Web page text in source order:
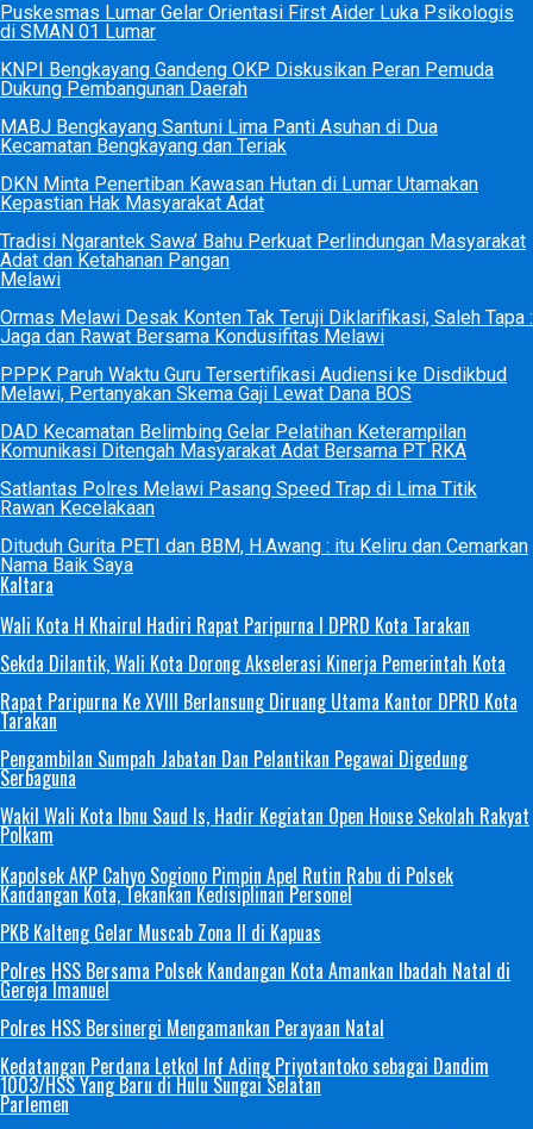
Puskesmas Lumar Gelar Orientasi First Aider Luka Psikologis
di SMAN 01 Lumar
KNPI Bengkayang Gandeng OKP Diskusikan Peran Pemuda
Dukung Pembangunan Daerah
MABJ Bengkayang Santuni Lima Panti Asuhan di Dua
Kecamatan Bengkayang dan Teriak
DKN Minta Penertiban Kawasan Hutan di Lumar Utamakan
Kepastian Hak Masyarakat Adat
Tradisi Ngarantek Sawa’ Bahu Perkuat Perlindungan Masyarakat
Adat dan Ketahanan Pangan
Melawi
Ormas Melawi Desak Konten Tak Teruji Diklarifikasi, Saleh Tapa :
Jaga dan Rawat Bersama Kondusifitas Melawi
PPPK Paruh Waktu Guru Tersertifikasi Audiensi ke Disdikbud
Melawi, Pertanyakan Skema Gaji Lewat Dana BOS
DAD Kecamatan Belimbing Gelar Pelatihan Keterampilan
Komunikasi Ditengah Masyarakat Adat Bersama PT RKA
Satlantas Polres Melawi Pasang Speed Trap di Lima Titik
Rawan Kecelakaan
Dituduh Gurita PETI dan BBM, H.Awang : itu Keliru dan Cemarkan
Nama Baik Saya
Kaltara
Wali Kota H Khairul Hadiri Rapat Paripurna I DPRD Kota Tarakan
Sekda Dilantik, Wali Kota Dorong Akselerasi Kinerja Pemerintah Kota
Rapat Paripurna Ke XVIII Berlansung Diruang Utama Kantor DPRD Kota
Tarakan
Pengambilan Sumpah Jabatan Dan Pelantikan Pegawai Digedung
Serbaguna
Wakil Wali Kota Ibnu Saud Is, Hadir Kegiatan Open House Sekolah Rakyat
Polkam
Kapolsek AKP Cahyo Sogiono Pimpin Apel Rutin Rabu di Polsek
Kandangan Kota, Tekankan Kedisiplinan Personel
PKB Kalteng Gelar Muscab Zona II di Kapuas
Polres HSS Bersama Polsek Kandangan Kota Amankan Ibadah Natal di
Gereja Imanuel
Polres HSS Bersinergi Mengamankan Perayaan Natal
Kedatangan Perdana Letkol Inf Ading Priyotantoko sebagai Dandim
1003/HSS Yang Baru di Hulu Sungai Selatan
Parlemen